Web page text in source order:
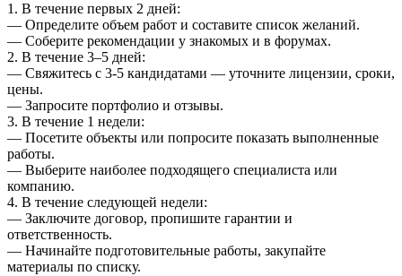
1. В течение первых 2 дней:
— Определите объем работ и составите список желаний.
— Соберите рекомендации у знакомых и в форумах.
2. В течение 3–5 дней:
— Свяжитесь с 3-5 кандидатами — уточните лицензии, сроки,
цены.
— Запросите портфолио и отзывы.
3. В течение 1 недели:
— Посетите объекты или попросите показать выполненные
работы.
— Выберите наиболее подходящего специалиста или
компанию.
4. В течение следующей недели:
— Заключите договор, пропишите гарантии и
ответственность.
— Начинайте подготовительные работы, закупайте
материалы по списку.